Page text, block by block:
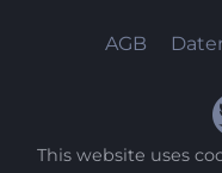
AGB
This website uses